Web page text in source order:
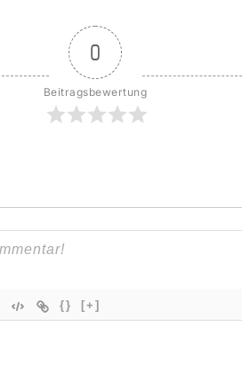
0
Beitragsbewertung
{} [+]